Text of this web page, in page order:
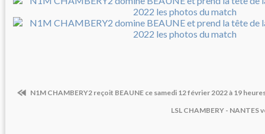
N1M CHAMBERY2 reçoit BEAUNE ce samedi 12 février 2022 à 19
LSL CHAMBERY -